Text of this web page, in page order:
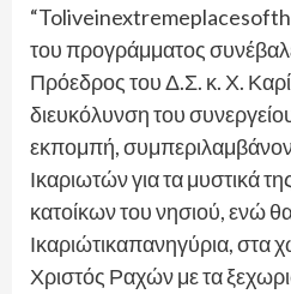
του προγράμματος
Πρόεδρος του Δ.Σ. κ. Χ.
διευκόλυνση του
εκπομπή,
Ικαριωτών για τα μυστικά
κατοίκων του νησιού, ενώ
Ικαριώτικαπανηγύρια, στα
Χριστός Ραχών με τα